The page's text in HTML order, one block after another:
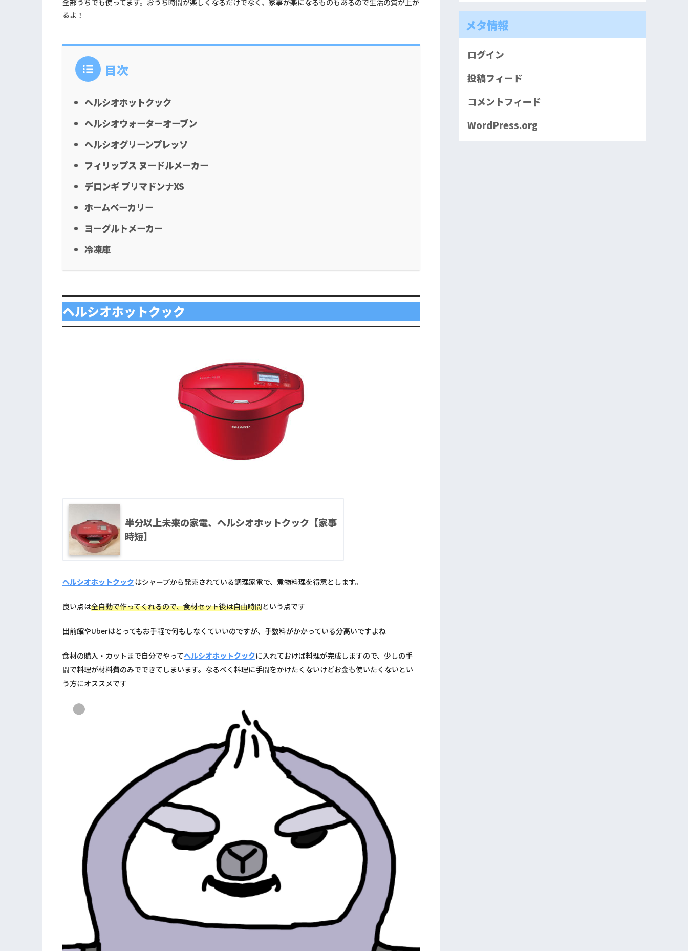
るよ！
目次
ヘルシオホットクック
ヘルシオウォーターオーブン
ヘルシオグリーンプレッソ
フィリップス ヌードルメーカー
デロンギ プリマドンナXS
ホームベーカリー
ヨーグルトメーカー
冷凍庫
ヘルシオホットクック
半分以上未来の家電、ヘルシオホットクック【家事
時短】
ヘルシオホットクックはシャープから発売されている調理家電で、煮物料理を得意とします。
良い点は全自動で作ってくれるので、食材セット後は自由時間という点です
出前館やUberはとってもお手軽で何もしなくていいのですが、手数料がかかっている分高いですよね
食材の購入・カットまで自分でやってヘルシオホットクックに入れておけば料理が完成しますので、少しの手
間で料理が材料費のみでできてしまいます。なるべく料理に手間をかけたくないけどお金も使いたくないとい
う方にオススメです
メタ情報
ログイン
投稿フィード
コメントフィード
WordPress.org